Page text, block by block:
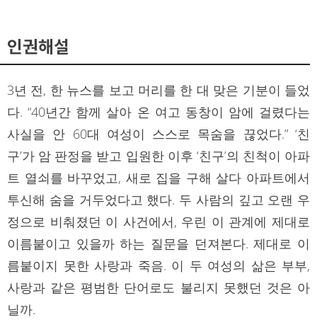
인권해설
3년 전, 한 뉴스를 보고 머리를 한 대 맞은 기분이 들었
다. “40년간 함께 살아 온 여고 동창이 암에 걸렸다는
사실을 안 60대 여성이 스스로 목숨을 끊었다.” ‘친
구’가 암 판정을 받고 입원한 이후 ‘친구’의 친척이 아파
트 열쇠를 바꾸었고, 새로 집을 구해 살다 아파트에서
투신해 숨을 거두었다고 했다. 두 사람의 깊고 오랜 우
정으로 비춰졌던 이 사건에서, 우린 이 관계에 제대로
이름붙이고 있을까 하는 질문을 던져본다. 제대로 이
름붙이지 못한 사랑과 죽음. 이 두 여성의 삶은 부부,
사랑과 같은 평범한 단어로도 불리지 못했던 것은 아
닐까.